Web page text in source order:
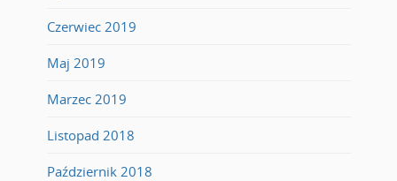
Czerwiec 2019
Maj 2019
Marzec 2019
Listopad 2018
Październik 2018